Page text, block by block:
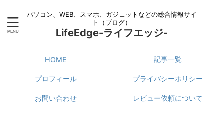
パソコン、WEB、スマホ、ガジェットなどの総合情報サイ
ト（ブログ）
LifeEdge-ライフエッジ-
HOME 記事一覧
プロフィール プライバシーポリシー
お問い合わせ レビュー依頼について